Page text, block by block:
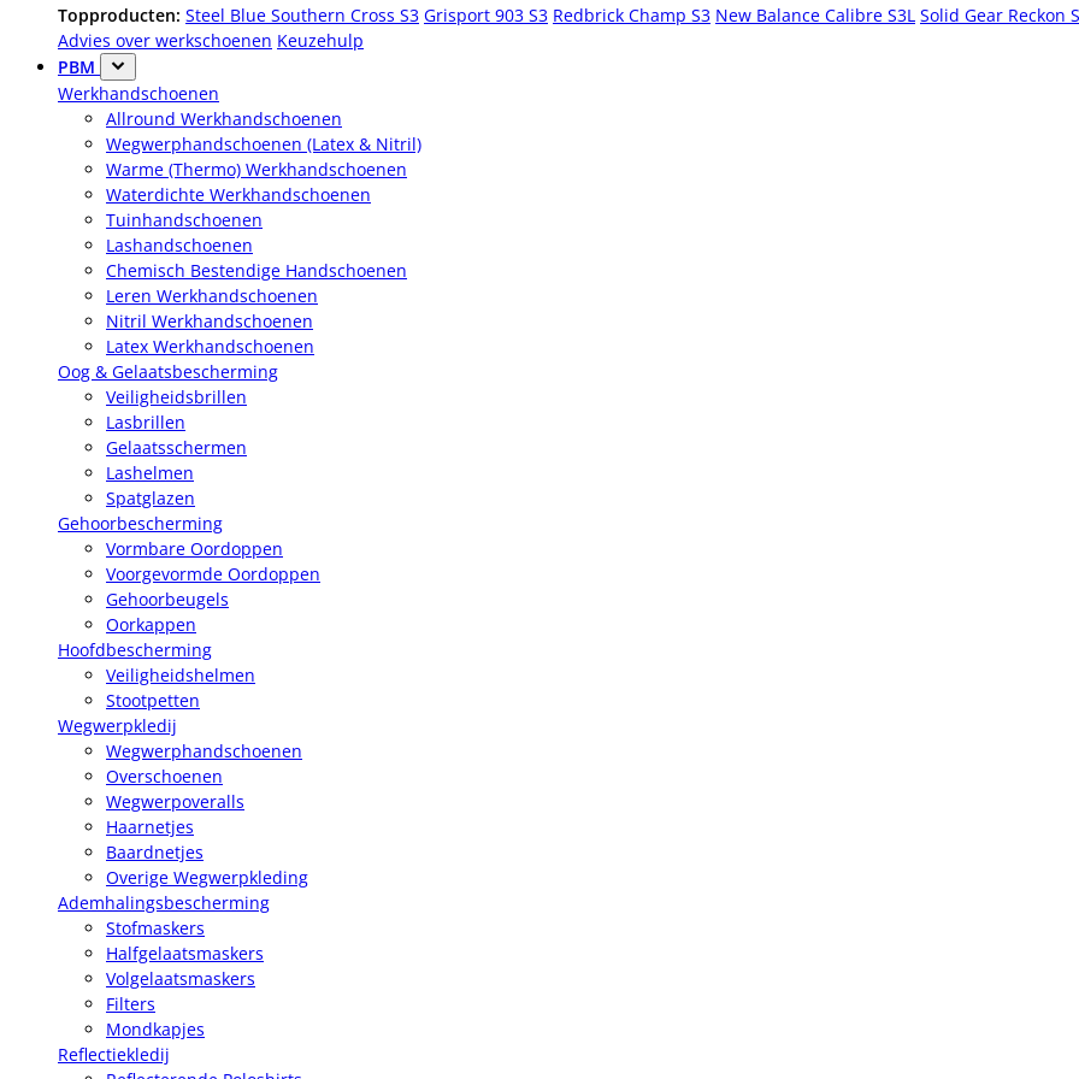
Topproducten: Steel Blue Southern Cross S3 Grisport 903 S3 Redbrick Champ S3 New Balance Calibre S3L Solid Gear Reckon
Advies over werkschoenen Keuzehulp
PBM
Werkhandschoenen
Allround Werkhandschoenen
Wegwerphandschoenen (Latex & Nitril)
Warme (Thermo) Werkhandschoenen
Waterdichte Werkhandschoenen
Tuinhandschoenen
Lashandschoenen
Chemisch Bestendige Handschoenen
Leren Werkhandschoenen
Nitril Werkhandschoenen
Latex Werkhandschoenen
Oog & Gelaatsbescherming
Veiligheidsbrillen
Lasbrillen
Gelaatsschermen
Lashelmen
Spatglazen
Gehoorbescherming
Vormbare Oordoppen
Voorgevormde Oordoppen
Gehoorbeugels
Oorkappen
Hoofdbescherming
Veiligheidshelmen
Stootpetten
Wegwerpkledij
Wegwerphandschoenen
Overschoenen
Wegwerpoveralls
Haarnetjes
Baardnetjes
Overige Wegwerpkleding
Ademhalingsbescherming
Stofmaskers
Halfgelaatsmaskers
Volgelaatsmaskers
Filters
Mondkapjes
Reflectiekledij